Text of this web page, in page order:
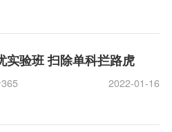
实验班 扫除单科拦路虎
2022-01-16